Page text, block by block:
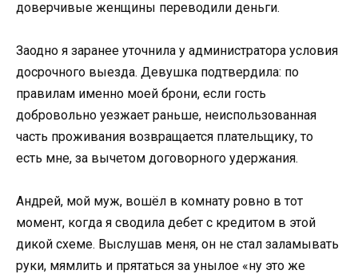
доверчивые женщины переводили деньги.
Заодно я заранее уточнила у администратора условия
досрочного выезда. Девушка подтвердила: по
правилам именно моей брони, если гость
добровольно уезжает раньше, неиспользованная
часть проживания возвращается плательщику, то
есть мне, за вычетом договорного удержания.
Андрей, мой муж, вошёл в комнату ровно в тот
момент, когда я сводила дебет с кредитом в этой
дикой схеме. Выслушав меня, он не стал заламывать
руки, мямлить и прятаться за унылое «ну это же